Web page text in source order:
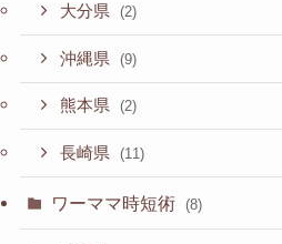
大分県 (2)
沖縄県 (9)
熊本県 (2)
長崎県 (11)
ワーママ時短術 (8)